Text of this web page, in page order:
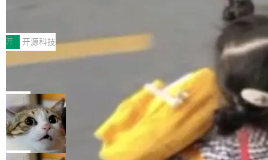
常维护操作，并完整支持 Iceberg V3 格式。
村国家自主创新示范区会议中心开幕。本届大会
由中关村智联软件服务业质量创新联盟主办，以
“智构可信·质创未来——AI原生时代的质量新范
式”为主题，直面AI从实验室走向规模化产业落地
的核心质量命题。会上，《2026智能研发生产力
工具选型手册》发布，Testin云测的Testin XAge
nt智能测试系统入选AI测试领域代表产品。对CI
O而言，这提示了一个转变：AI测试正在从效率
工具升级为企业的质量基础设施。 CIO面对的新
开 开源科技
让非法状态不可表示：一篇关于 ADT
有一种东西，一旦用过就回不去了。Alex Fedos
eev 管它叫"软件设计的基石"。 他说的东西不新
鲜——代数数据类型（ADT），尤其是和类型
（sum type）。但他说清楚了一件事：这不是类
型系统的学术体操，是日常编码的思维方式。 文
章从一个简单的例子切入。一个网站的深色主题
局
Cloudflare 开源内部企业 AI 平台 Clou
dflare OS
Cloudflare 发布了一个开源项目 Cloudflare O
S。如果你只看官方博客，你会觉得这是又一